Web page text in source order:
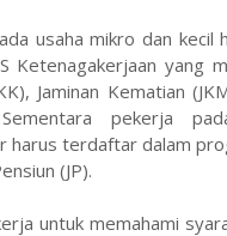
usaha mikro dan kecil
Ketenagakerjaan yang
Jaminan Kematian
pekerja
harus terdaftar dalam
(JP).
untuk memahami